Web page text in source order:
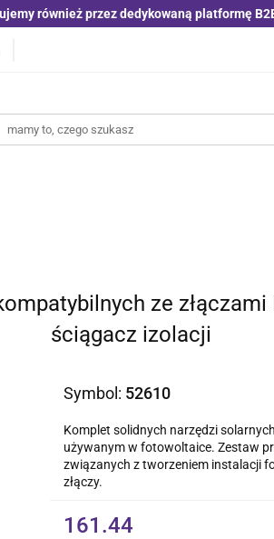
również przez dedykowaną platformę
Switche | Ethernet Anteny
ze
ściągacz izolacji
Symbol: 52610
Komplet solidnych narzędzi
używanym w fotowoltaice. Zestaw
związanych z tworzeniem instalacji
złączy.
161.44